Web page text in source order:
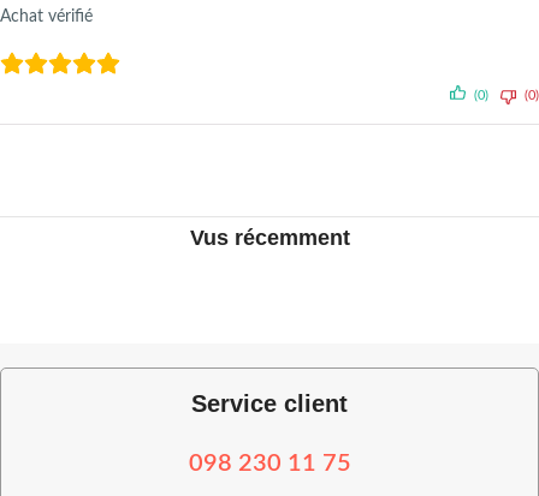
Achat vérifié
(0) (0)
Vus récemment
Service client
098 230 11 75